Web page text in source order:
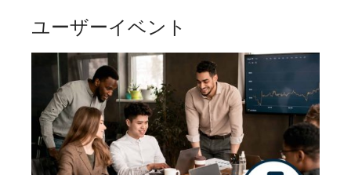
ユーザーイベント